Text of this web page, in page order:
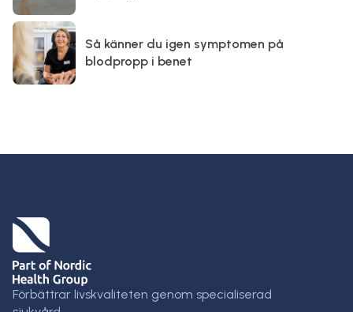
Så känner du igen symptomen på
blodpropp i benet
Förbättrar livskvaliteten genom specialiserad